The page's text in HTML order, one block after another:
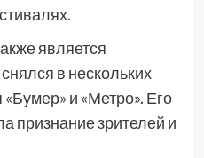
является
в нескольких
и «Метро». Его
признание зрителей и